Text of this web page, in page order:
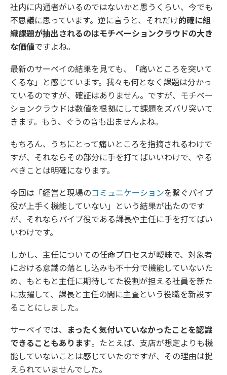
社内に内通者がいるのではないかと思うくらい、今でも
不思議に思っています。逆に言うと、それだけ的確に組
織課題が抽出されるのはモチベーションクラウドの大き
な価値ですよね。
最新のサーベイの結果を見ても、「痛いところを突いて
くるな」と感じています。我々も何となく課題は分かっ
ているのですが、確証はありません。ですが、モチベー
ションクラウドは数値を根拠にして課題をズバリ突いて
きます。もう、ぐうの音も出ませんよね。
もちろん、うちにとって痛いところを指摘されるわけで
すが、それならその部分に手を打てばいいわけで、やる
べきことは明確になります。
今回は「経営と現場のコミュニケーションを繋ぐパイプ
役が上手く機能していない」という結果が出たのです
が、それならパイプ役である課長や主任に手を打てばい
いわけです。
しかし、主任についての任命プロセスが曖昧で、対象者
における意識の落とし込みも不十分で機能していないた
め、もともと主任に期待してた役割が担える社員を新た
に抜擢して、課長と主任の間に主査という役職を新設す
ることにしました。
サーベイでは、 まったく気付いていなかったことを認識
できることもあります。たとえば、支店が想定よりも機
能していないことは感じていたのですが、その理由は捉
えられていませんでした。